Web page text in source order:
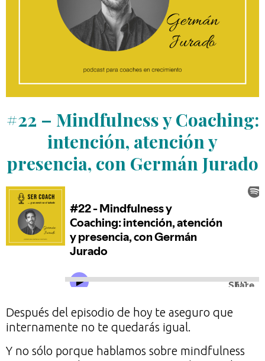
#22 – Mindfulness y Coaching:
intención, atención y
presencia, con Germán Jurado
Después del episodio de hoy te aseguro que
internamente no te quedarás igual.
Y no sólo porque hablamos sobre mindfulness